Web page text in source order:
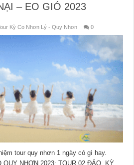
– EO GIÓ 2023
Kỳ Co Nhơn Lý - Quy Nhơn 0
tour quy nhơn 1 ngày có gì hay.
NHƠN 2023: TOUR 02 ĐẢO KỲ